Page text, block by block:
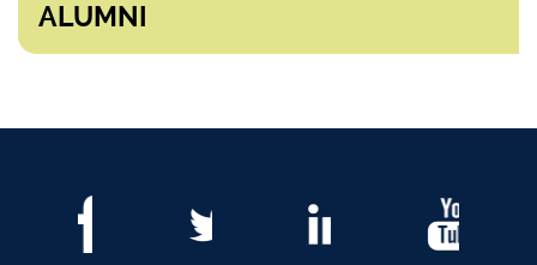
ALUMNI